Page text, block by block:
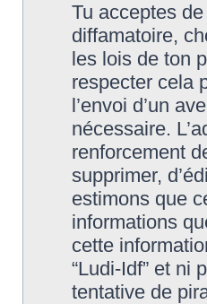
Tu acceptes
diffamatoire,
les lois de ton
respecter cela
l’envoi d’un
nécessaire.
renforcement
supprimer,
estimons que
informations
cette
“Ludi-Idf” et ni
tentative de